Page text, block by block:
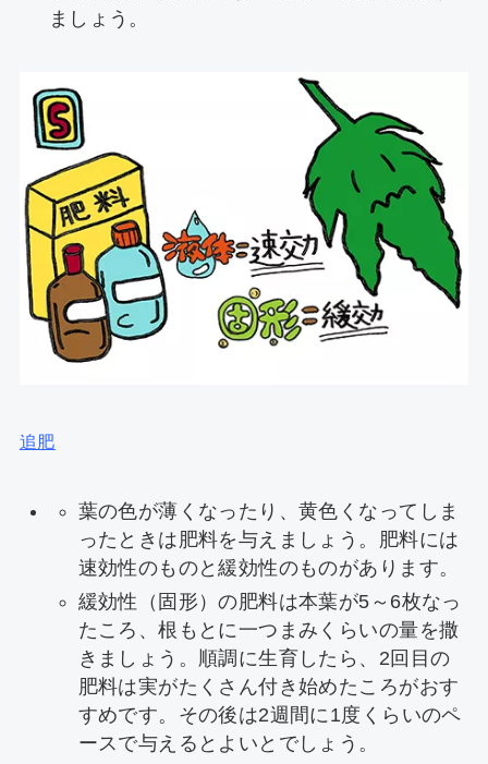
ましょう。
追肥
葉の色が薄くなったり、黄色くなってしま
ったときは肥料を与えましょう。肥料には
速効性のものと緩効性のものがあります。
緩効性（固形）の肥料は本葉が5～6枚なっ
たころ、根もとに一つまみくらいの量を撒
きましょう。順調に生育したら、2回目の
肥料は実がたくさん付き始めたころがおす
すめです。その後は2週間に1度くらいのペ
ースで与えるとよいとでしょう。